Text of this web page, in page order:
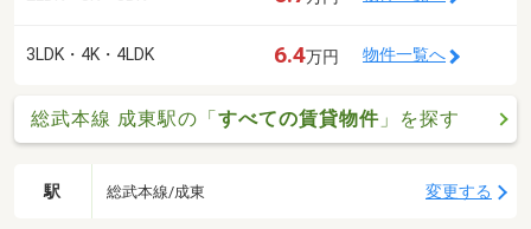
3LDK・4K・4LDK 6.4万円 物件一覧へ
総武本線 成東駅の「すべての賃貸物件 」を探す
駅 総武本線/成東 変更する